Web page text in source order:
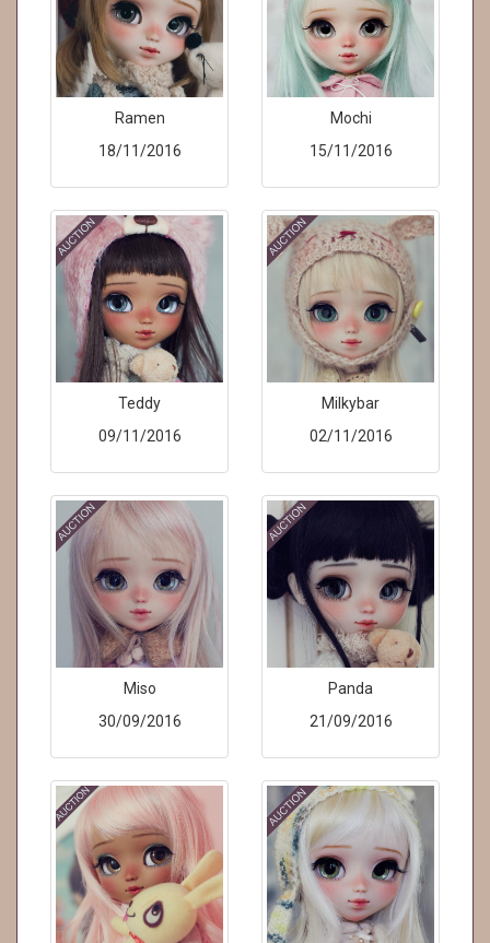
Ramen
18/11/2016
Mochi
15/11/2016
Teddy
09/11/2016
Milkybar
02/11/2016
Miso
30/09/2016
Panda
21/09/2016